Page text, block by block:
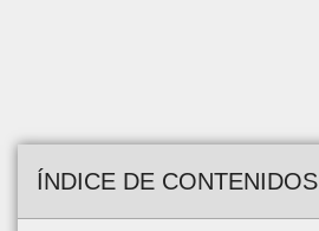
ÍNDICE DE CONTENIDOS